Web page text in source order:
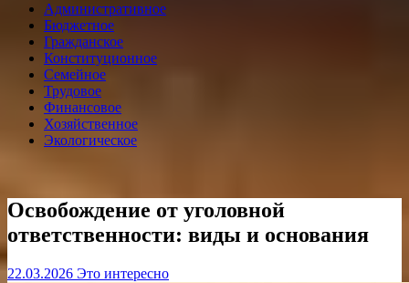
Административное
Бюджетное
Гражданское
Конституционное
Семейное
Трудовое
Финансовое
Хозяйственное
Экологическое
Освобождение от уголовной
ответственности: виды и основания
22.03.2026 Это интересно